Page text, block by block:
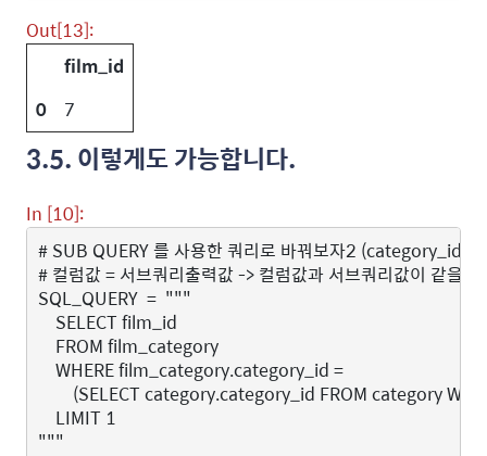
Out[13]:
film_id
0
7
3.5. 이렇게도 가능합니다.
In [10]:
# SUB QUERY 를 사용한 쿼리로 바꿔보자2 (category_id
# 컬럼값 = 서브쿼리출력값 -> 컬럼값과 서브쿼리값이 같을
SQL_QUERY = """
    SELECT film_id
    FROM film_category
    WHERE film_category.category_id =
(SELECT category.category_id FROM category
    LIMIT 1
"""